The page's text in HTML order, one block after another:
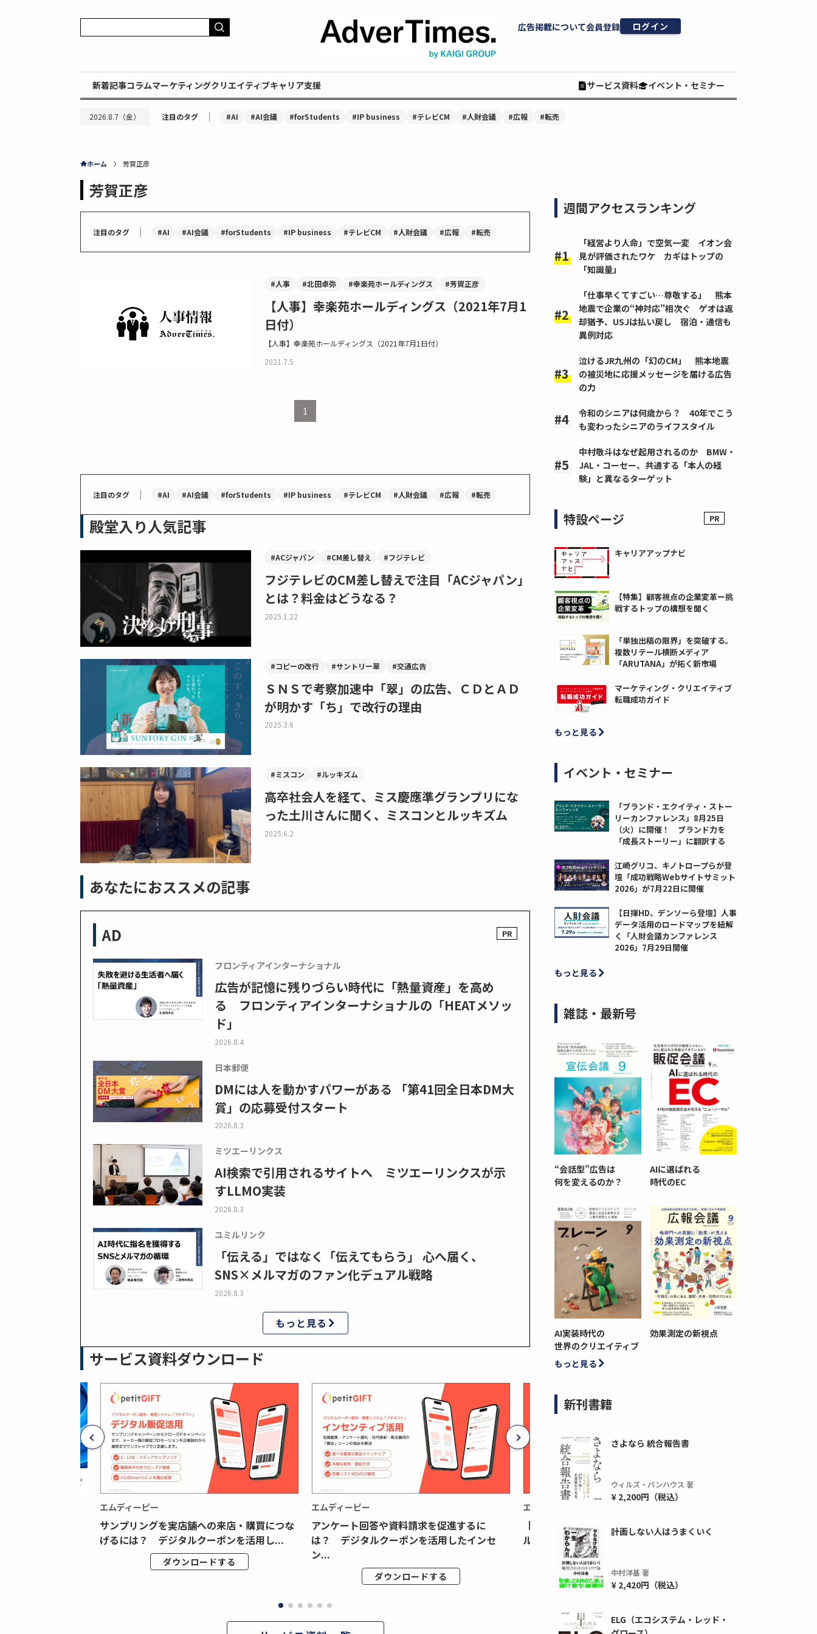
広告掲載について会員登録 ログイン
新着記事コラムマーケティングクリエイティブキャリア支援 サービス資料 イベント・セミナー
2026.8.7（金） 注目のタグ ｜ #AI #AI会議 #forStudents #IP business #テレビCM #人財会議 #広報 #転売
ホーム 芳賀正彦
芳賀正彦
注目のタグ ｜ #AI #AI会議 #forStudents #IP business #テレビCM #人財会議 #広報 #転売
#人事 #北田卓弥 #幸楽苑ホールディングス #芳賀正彦
【人事】幸楽苑ホールディングス（2021年7月1
日付）
【人事】幸楽苑ホールディングス（2021年7月1日付）
2021.7.5
1
注目のタグ ｜ #AI #AI会議 #forStudents #IP business #テレビCM #人財会議 #広報 #転売
殿堂入り人気記事
#ACジャパン #CM差し替え #フジテレビ
フジテレビのCM差し替えで注目「ACジャパン」
とは？料金はどうなる？
2025.1.22
#コピーの改行 #サントリー翠 #交通広告
ＳＮＳで考察加速中「翠」の広告、ＣＤとＡＤ
が明かす「ち」で改行の理由
2025.3.6
#ミスコン #ルッキズム
高卒社会人を経て、ミス慶應準グランプリにな
った土川さんに聞く、ミスコンとルッキズム
2025.6.2
あなたにおススメの記事
AD
フロンティアインターナショナル
広告が記憶に残りづらい時代に「熱量資産」を高め
る フロンティアインターナショナルの「HEATメソッ
ド」
2026.8.4
日本郵便
DMには人を動かすパワーがある 「第41回全日本DM大
賞」の応募受付スタート
2026.8.3
ミツエーリンクス
AI検索で引用されるサイトへ ミツエーリンクスが示
すLLMO実装
2026.8.3
ユミルリンク
「伝える」ではなく「伝えてもらう」 心へ届く、
SNS×メルマガのファン化デュアル戦略
2026.8.3
もっと見る
サービス資料ダウンロード
エムディーピー
サンプリングを実店舗への来店・購買につな
げるには？ デジタルクーポンを活用し...
ダウンロードする
エムディーピー
アンケート回答や資料請求を促進するに
は？ デジタルクーポンを活用したインセ
ン...
ダウンロードする
エムディーピー
【月間1,000万本以上の配布実績！】デジタ
ルクーポンを活用した販促キャンペーンを...
ダウンロードする
週間アクセスランキング
「経営より人命」で空気一変 イオン会
見が評価されたワケ カギはトップの
「知識量」
「仕事早くてすごい…尊敬する」 熊本
地震で企業の“神対応”相次ぐ ゲオは返
却猶予、USJは払い戻し 宿泊・通信も
異例対応
泣けるJR九州の「幻のCM」 熊本地震
の被災地に応援メッセージを届ける広告
の力
令和のシニアは何歳から？ 40年でこう
も変わったシニアのライフスタイル
中村敬斗はなぜ起用されるのか BMW・
JAL・コーセー、共通する「本人の経
験」と異なるターゲット
特設ページ
キャリアアップナビ
【特集】顧客視点の企業変革ー挑
戦するトップの構想を聞く
「単独出稿の限界」を突破する。
複数リテール横断メディア
「ARUTANA」が拓く新市場
マーケティング・クリエイティブ
転職成功ガイド
もっと見る
イベント・セミナー
「ブランド・エクイティ・ストー
リーカンファレンス」8月25日
（火）に開催！ ブランド力を
「成長ストーリー」に翻訳する
江崎グリコ、キノトロープらが登
壇「成功戦略Webサイトサミット
2026」が7月22日に開催
【日揮HD、デンソーら登壇】人事
データ活用のロードマップを紐解
く「人財会議カンファレンス
2026」7月29日開催
もっと見る
雑誌・最新号
“会話型”広告は
何を変えるのか？
AIに選ばれる
時代のEC
AI実装時代の
世界のクリエイティブ
効果測定の新視点
もっと見る
新刊書籍
さよなら 統合報告書
ウィルズ・パンハウス 著
¥ 2,200円（税込）
計画しない人はうまくいく
中村洋基 著
¥ 2,420円（税込）
ELG（エコシステム・レッド・